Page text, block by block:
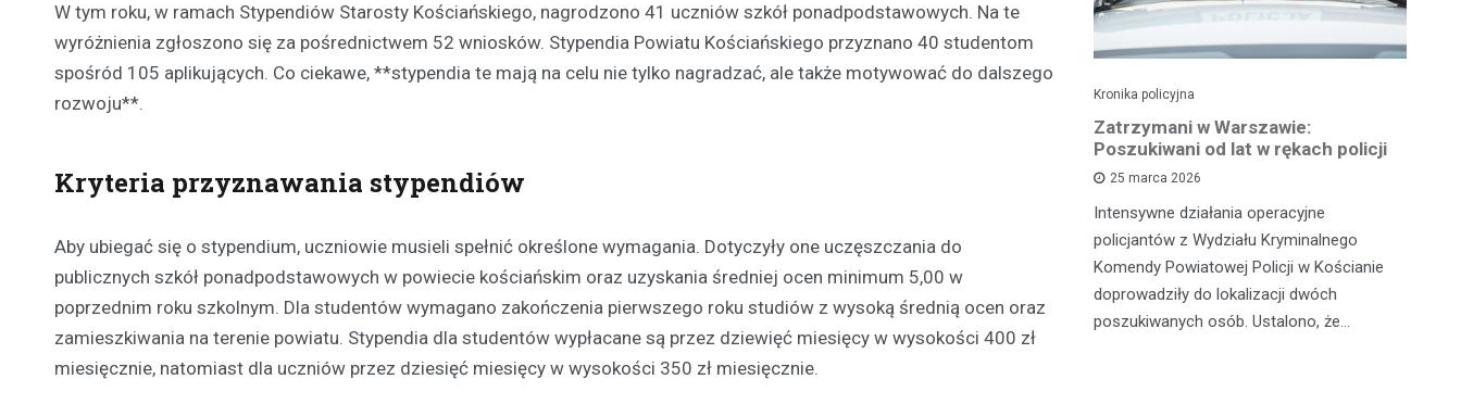
W tym roku, w ramach Stypendiów Starosty Kościańskiego, nagrodzono 41 uczniów szkół ponadpodstawowych. Na te
wyróżnienia zgłoszono się za pośrednictwem 52 wniosków. Stypendia Powiatu Kościańskiego przyznano 40 studentom
spośród 105 aplikujących. Co ciekawe, **stypendia te mają na celu nie tylko nagradzać, ale także motywować do dalszego
rozwoju**.
Kryteria przyznawania stypendiów
Aby ubiegać się o stypendium, uczniowie musieli spełnić określone wymagania. Dotyczyły one uczęszczania do
publicznych szkół ponadpodstawowych w powiecie kościańskim oraz uzyskania średniej ocen minimum 5,00 w
poprzednim roku szkolnym. Dla studentów wymagano zakończenia pierwszego roku studiów z wysoką średnią ocen oraz
zamieszkiwania na terenie powiatu. Stypendia dla studentów wypłacane są przez dziewięć miesięcy w wysokości 400 zł
miesięcznie, natomiast dla uczniów przez dziesięć miesięcy w wysokości 350 zł miesięcznie.
Od świtu w regionie Nietążkowa i
Koszanowa przeprowadzono intensywne
działania kontrolne mające na celu poprawę
bezpieczeństwa na drogach. Policjanci
skupili…
Kronika policyjna
Zatrzymani w Warszawie:
Poszukiwani od lat w rękach policji
25 marca 2026
Intensywne działania operacyjne
policjantów z Wydziału Kryminalnego
Komendy Powiatowej Policji w Kościanie
doprowadziły do lokalizacji dwóch
poszukiwanych osób. Ustalono, że…